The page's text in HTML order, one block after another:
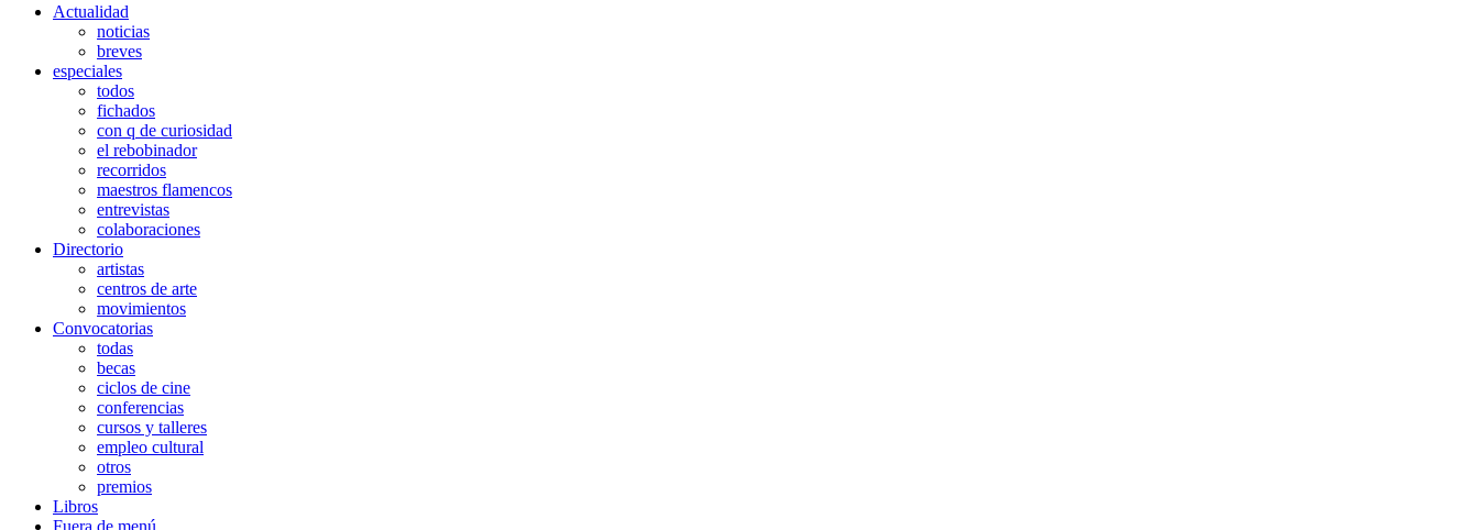
Actualidad
noticias
breves
especiales
todos
fichados
con q de curiosidad
el rebobinador
recorridos
maestros flamencos
entrevistas
colaboraciones
Directorio
artistas
centros de arte
movimientos
Convocatorias
todas
becas
ciclos de cine
conferencias
cursos y talleres
empleo cultural
otros
premios
Libros
Fuera de menú